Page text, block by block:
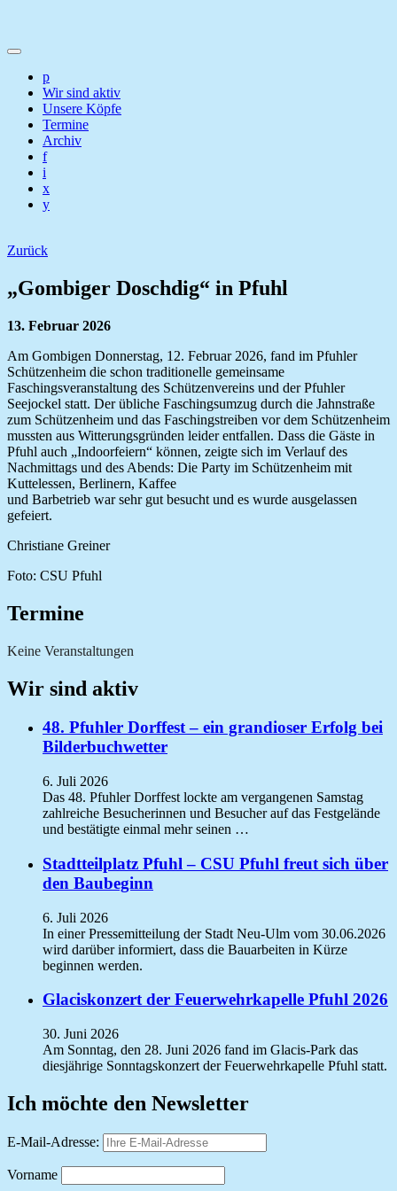
p
Wir sind aktiv
Unsere Köpfe
Termine
Archiv
f
i
x
y
Zurück
„Gombiger Doschdig“ in Pfuhl
13. Februar 2026
Am Gombigen Donnerstag, 12. Februar 2026, fand im Pfuhler
Schützenheim die schon traditionelle gemeinsame
Faschingsveranstaltung des Schützenvereins und der Pfuhler
Seejockel statt. Der übliche Faschingsumzug durch die Jahnstraße
zum Schützenheim und das Faschingstreiben vor dem Schützenheim
mussten aus Witterungsgründen leider entfallen. Dass die Gäste in
Pfuhl auch „Indoorfeiern“ können, zeigte sich im Verlauf des
Nachmittags und des Abends: Die Party im Schützenheim mit
Kuttelessen, Berlinern, Kaffee
und Barbetrieb war sehr gut besucht und es wurde ausgelassen
gefeiert.
Christiane Greiner
Foto: CSU Pfuhl
Termine
Keine Veranstaltungen
Wir sind aktiv
48. Pfuhler Dorffest – ein grandioser Erfolg bei
Bilderbuchwetter
6. Juli 2026
Das 48. Pfuhler Dorffest lockte am vergangenen Samstag
zahlreiche Besucherinnen und Besucher auf das Festgelände
und bestätigte einmal mehr seinen …
Stadtteilplatz Pfuhl – CSU Pfuhl freut sich über
den Baubeginn
6. Juli 2026
In einer Pressemitteilung der Stadt Neu-Ulm vom 30.06.2026
wird darüber informiert, dass die Bauarbeiten in Kürze
beginnen werden.
Glaciskonzert der Feuerwehrkapelle Pfuhl 2026
30. Juni 2026
Am Sonntag, den 28. Juni 2026 fand im Glacis-Park das
diesjährige Sonntagskonzert der Feuerwehrkapelle Pfuhl statt.
Ich möchte den Newsletter
E-Mail-Adresse:
Vorname